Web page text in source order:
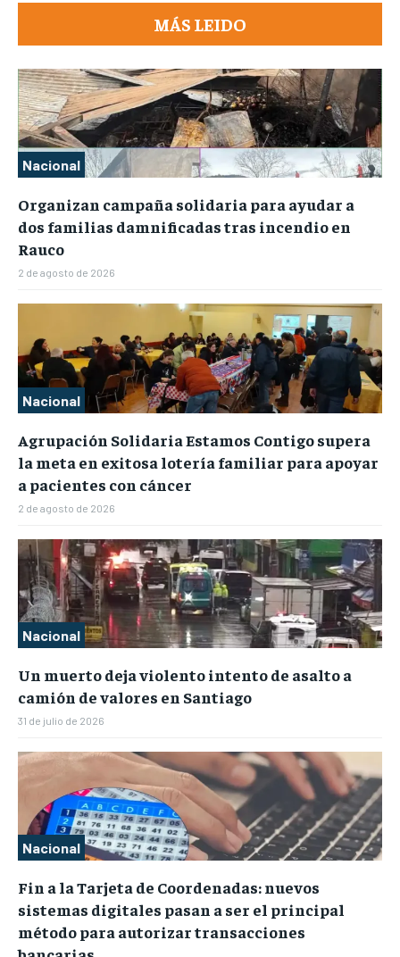
MÁS LEIDO
Nacional
Organizan campaña solidaria para ayudar a
dos familias damnificadas tras incendio en
Rauco
2 de agosto de 2026
Nacional
Agrupación Solidaria Estamos Contigo supera
la meta en exitosa lotería familiar para apoyar
a pacientes con cáncer
2 de agosto de 2026
Nacional
Un muerto deja violento intento de asalto a
camión de valores en Santiago
31 de julio de 2026
Nacional
Fin a la Tarjeta de Coordenadas: nuevos
sistemas digitales pasan a ser el principal
método para autorizar transacciones